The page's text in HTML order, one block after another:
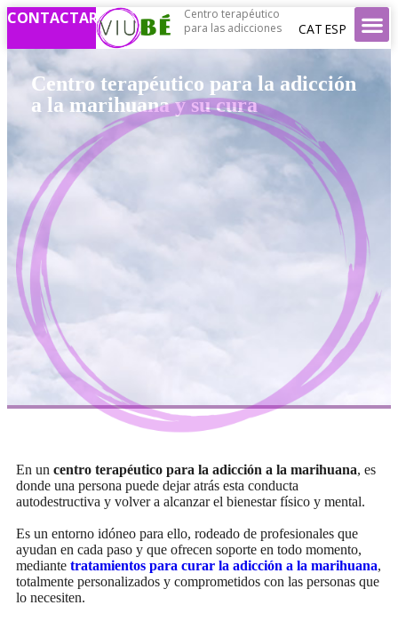
CONTACTAR
Centro terapéutico
para las adicciones
CAT ESP
Centro terapéutico para la adicción
a la marihuana y su cura
En un centro terapéutico para la adicción a la marihuana, es
donde una persona puede dejar atrás esta conducta
autodestructiva y volver a alcanzar el bienestar físico y mental.
Es un entorno idóneo para ello, rodeado de profesionales que
ayudan en cada paso y que ofrecen soporte en todo momento,
mediante tratamientos para curar la adicción a la marihuana,
totalmente personalizados y comprometidos con las personas que
lo necesiten.